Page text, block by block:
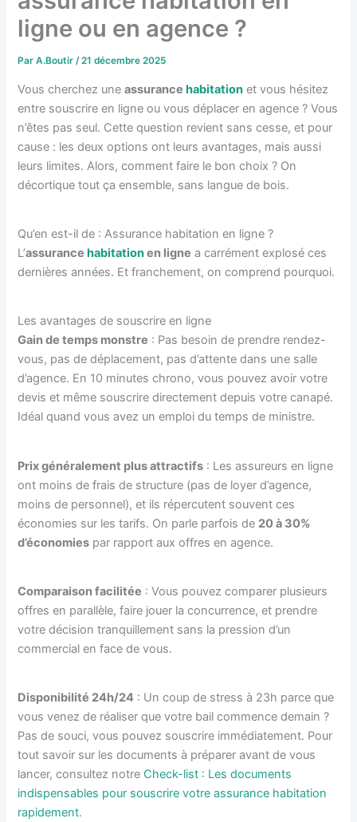
ligne ou en agence ?
ParA.Boutir/21 décembre 2025
Vous cherchez uneassurancehabitation et vous hésitez
entre souscrire en ligne ou vous déplacer en agence ? Vous
n’êtes pas seul. Cette question revient sans cesse, et pour
cause : les deux options ont leurs avantages, mais aussi
leurs limites. Alors, comment faire le bon choix ? On
décortique tout ça ensemble, sans langue de bois.
Qu’en est-il de : Assurance habitation en ligne ?
L’assurancehabitationen ligne a carrément explosé ces
dernières années. Et franchement, on comprend pourquoi.
Les avantages de souscrire en ligne
Gain de temps monstre : Pas besoin de prendre rendez-
vous, pas de déplacement, pas d’attente dans une salle
d’agence. En 10 minutes chrono, vous pouvez avoir votre
devis et même souscrire directement depuis votre canapé.
Idéal quand vous avez un emploi du temps de ministre.
Prix généralement plus attractifs : Les assureurs en ligne
ont moins de frais de structure (pas de loyer d’agence,
moins de personnel), et ils répercutent souvent ces
économies sur les tarifs. On parle parfois de 20 à 30%
d’économies par rapport aux offres en agence.
Comparaison facilitée : Vous pouvez comparer plusieurs
offres en parallèle, faire jouer la concurrence, et prendre
votre décision tranquillement sans la pression d’un
commercial en face de vous.
Disponibilité 24h/24 : Un coup de stress à 23h parce que
vous venez de réaliser que votre bail commence demain ?
Pas de souci, vous pouvez souscrire immédiatement. Pour
tout savoir sur les documents à préparer avant de vous
lancer, consultez notre Check-list : Les documents
indispensables pour souscrire votre assurance habitation
rapidement.